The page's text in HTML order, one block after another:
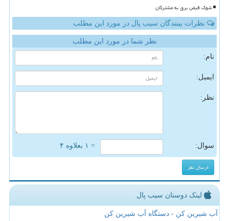
شوک قبض برق به مشترکان
نظرات بینندگان سیب پال در مورد این مطلب
نظر شما در مورد این مطلب
نام:
ایمیل:
نظر:
سوال: = ۱ بعلاوه ۴
لینک دوستان سیب پال
آب شیرین کن - دستگاه آب شیرین کن